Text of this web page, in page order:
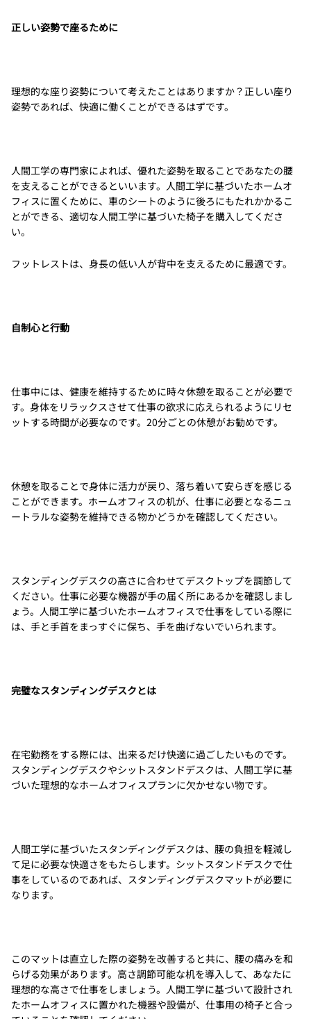
正しい姿勢で座るために
理想的な座り姿勢について考えたことはありますか？正しい座り
姿勢であれば、快適に働くことができるはずです。
人間工学の専門家によれば、優れた姿勢を取ることであなたの腰
を支えることができるといいます。人間工学に基づいたホームオ
フィスに置くために、車のシートのように後ろにもたれかかるこ
とができる、適切な人間工学に基づいた椅子を購入してくださ
い。
フットレストは、身長の低い人が背中を支えるために最適です。
自制心と行動
仕事中には、健康を維持するために時々休憩を取ることが必要で
す。身体をリラックスさせて仕事の欲求に応えられるようにリセ
ットする時間が必要なのです。20分ごとの休憩がお勧めです。
休憩を取ることで身体に活力が戻り、落ち着いて安らぎを感じる
ことができます。ホームオフィスの机が、仕事に必要となるニュ
ートラルな姿勢を維持できる物かどうかを確認してください。
スタンディングデスクの高さに合わせてデスクトップを調節して
ください。仕事に必要な機器が手の届く所にあるかを確認しまし
ょう。人間工学に基づいたホームオフィスで仕事をしている際に
は、手と手首をまっすぐに保ち、手を曲げないでいられます。
完璧なスタンディングデスクとは
在宅勤務をする際には、出来るだけ快適に過ごしたいものです。
スタンディングデスクやシットスタンドデスクは、人間工学に基
づいた理想的なホームオフィスプランに欠かせない物です。
人間工学に基づいたスタンディングデスクは、腰の負担を軽減し
て足に必要な快適さをもたらします。シットスタンドデスクで仕
事をしているのであれば、スタンディングデスクマットが必要に
なります。
このマットは直立した際の姿勢を改善すると共に、腰の痛みを和
らげる効果があります。高さ調節可能な机を導入して、あなたに
理想的な高さで仕事をしましょう。人間工学に基づいて設計され
たホームオフィスに置かれた機器や設備が、仕事用の椅子と合っ